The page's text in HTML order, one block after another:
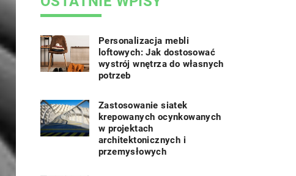
Personalizacja mebli
loftowych: Jak dostosować
wystrój wnętrza do własnych
potrzeb
Zastosowanie siatek
krepowanych ocynkowanych
w projektach
architektonicznych i
przemysłowych